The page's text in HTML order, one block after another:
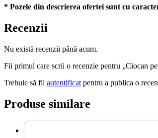
* Pozele din descrierea ofertei sunt cu
Recenzii
Nu există recenzii până acum.
Fii primul care scrii o recenzie pentru „Ciocan
Trebuie să fii autentificat pentru a publica o
Produse similare